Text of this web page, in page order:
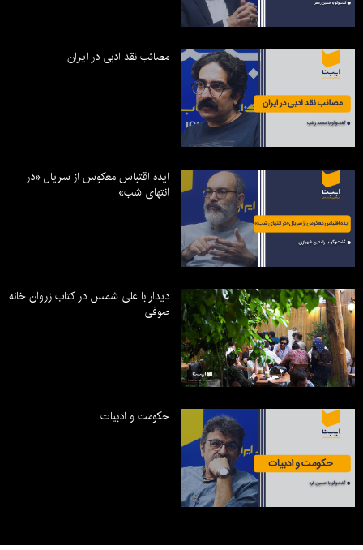
مصائب نقد ادبی در ایران
ایده اقتباس معکوس از سریال «در
انتهای شب»
دیدار با علی شمس در کتاب زروان خانه
صوفی
حکومت و ادبیات